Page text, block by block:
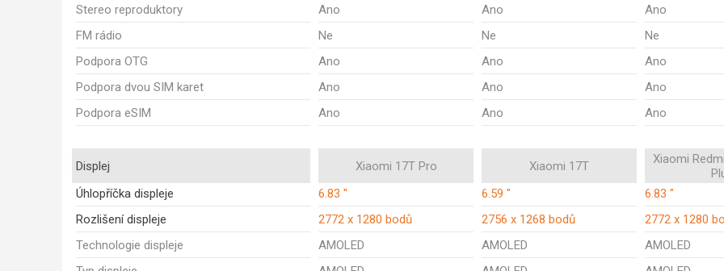
Stereo reproduktory
Ano Ano
Ano
FM rádio
Ne Ne
Ne
Podpora OTG
Ano Ano
Ano
Podpora dvou SIM karet
Ano Ano
Ano
Podpora eSIM
Ano Ano Ano
Displej Xiaomi 17T Pro Xiaomi 17T
Xiaomi
Úhlopříčka displeje
6.83 " 6.59 "
6.83 "
Rozlišení displeje
2772 x 1280 bodů 2756 x 1268 bodů
2772 x 1280
Technologie displeje
AMOLED AMOLED
AMOLED